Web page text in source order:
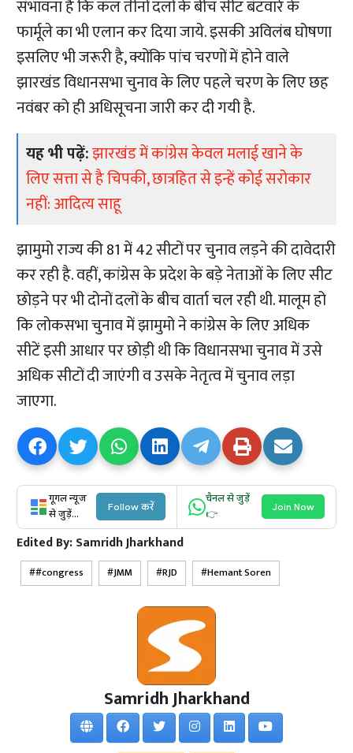
संभावना है कि कल तीनों दलों के बीच सीट बंटवारे के
फार्मूले का भी एलान कर दिया जाये. इसकी अविलंब घोषणा
इसलिए भी जरूरी है, क्योंकि पांच चरणों में होने वाले
झारखंड विधानसभा चुनाव के लिए पहले चरण के लिए छह
नवंबर को ही अधिसूचना जारी कर दी गयी है.
यह भी पढ़ें:झारखंड में कांग्रेस केवल मलाई खाने के
लिए सत्ता से है चिपकी, छात्रहित से इन्हें कोई सरोकार
नहीं: आदित्य साहू
झामुमो राज्य की 81 में 42 सीटों पर चुनाव लड़ने की दावेदारी
कर रही है. वहीं, कांग्रेस के प्रदेश के बड़े नेताओं के लिए सीट
छोड़ने पर भी दोनों दलों के बीच वार्ता चल रही थी. मालूम हो
कि लोकसभा चुनाव में झामुमो ने कांग्रेस के लिए अधिक
सीटें इसी आधार पर छोड़ी थी कि विधानसभा चुनाव में उसे
अधिक सीटों दी जाएंगी व उसके नेतृत्व में चुनाव लड़ा
जाएगा.
गूगल न्यूज
से जुड़ें...
Follow करें
चैनल से जुड़ें
👉
Join Now
Edited By:Samridh Jharkhand
#congress JMM RJD Hemant Soren
Samridh Jharkhand